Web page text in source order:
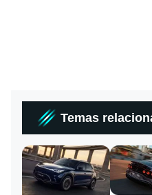
Temas